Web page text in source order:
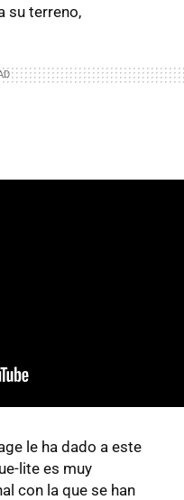
su terreno,
le ha dado a este
lite es muy
con la que se han